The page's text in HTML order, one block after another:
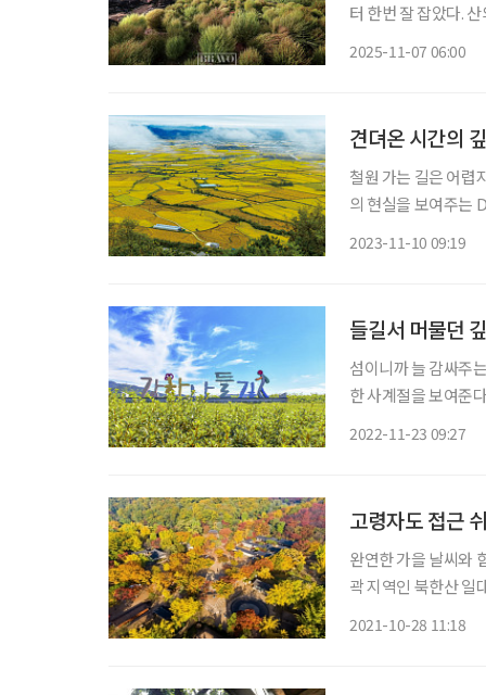
터 한번 잘 잡았다.
2025-11-07 06:00
견뎌온 시간의
철원 가는 길은 어렵
의 현실을 보여주는
2023-11-10 09:19
들길서 머물던
섬이니까 늘 감싸주
한 사계절을 보여준
2022-11-23 09:27
고령자도 접근
완연한 가을 날씨와
곽 지역인 북한산 일
2021-10-28 11:18